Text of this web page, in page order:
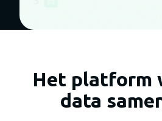
Het platform
data